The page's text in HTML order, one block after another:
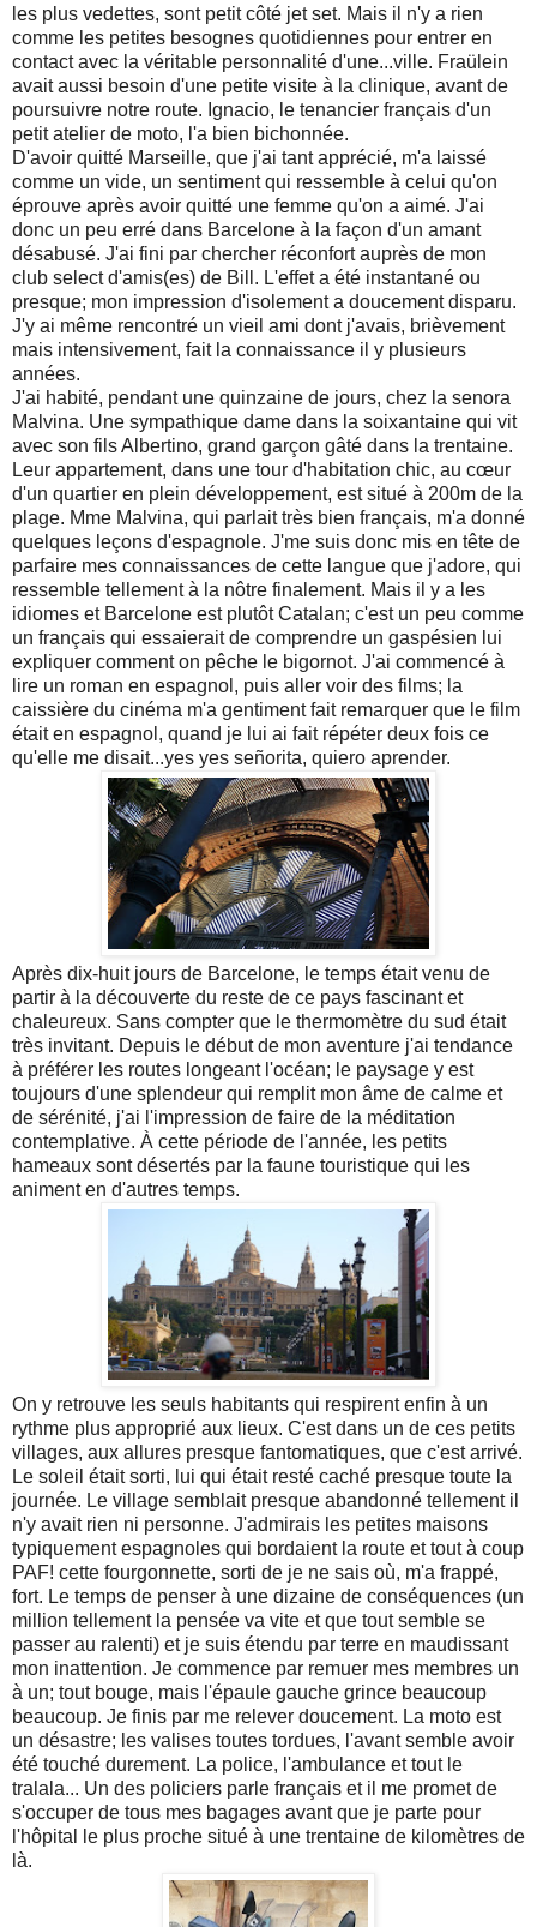
les plus vedettes, sont petit côté jet set. Mais il n'y a rien
comme les petites besognes quotidiennes pour entrer en
contact avec la véritable personnalité d'une...ville. Fraülein
avait aussi besoin d'une petite visite à la clinique, avant de
poursuivre notre route. Ignacio, le tenancier français d'un
petit atelier de moto, l'a bien bichonnée.
D'avoir quitté Marseille, que j'ai tant apprécié, m'a laissé
comme un vide, un sentiment qui ressemble à celui qu'on
éprouve après avoir quitté une femme qu'on a aimé. J'ai
donc un peu erré dans Barcelone à la façon d'un amant
désabusé. J'ai fini par chercher réconfort auprès de mon
club select d'amis(es) de Bill. L'effet a été instantané ou
presque; mon impression d'isolement a doucement disparu.
J'y ai même rencontré un vieil ami dont j'avais, brièvement
mais intensivement, fait la connaissance il y plusieurs
années.
J'ai habité, pendant une quinzaine de jours, chez la senora
Malvina. Une sympathique dame dans la soixantaine qui vit
avec son fils Albertino, grand garçon gâté dans la trentaine.
Leur appartement, dans une tour d'habitation chic, au cœur
d'un quartier en plein développement, est situé à 200m de la
plage. Mme Malvina, qui parlait très bien français, m'a donné
quelques leçons d'espagnole. J'me suis donc mis en tête de
parfaire mes connaissances de cette langue que j'adore, qui
ressemble tellement à la nôtre finalement. Mais il y a les
idiomes et Barcelone est plutôt Catalan; c'est un peu comme
un français qui essaierait de comprendre un gaspésien lui
expliquer comment on pêche le bigornot. J'ai commencé à
lire un roman en espagnol, puis aller voir des films; la
caissière du cinéma m'a gentiment fait remarquer que le film
était en espagnol, quand je lui ai fait répéter deux fois ce
qu'elle me disait...yes yes señorita, quiero aprender.
Après dix-huit jours de Barcelone, le temps était venu de
partir à la découverte du reste de ce pays fascinant et
chaleureux. Sans compter que le thermomètre du sud était
très invitant. Depuis le début de mon aventure j'ai tendance
à préférer les routes longeant l'océan; le paysage y est
toujours d'une splendeur qui remplit mon âme de calme et
de sérénité, j'ai l'impression de faire de la méditation
contemplative. À cette période de l'année, les petits
hameaux sont désertés par la faune touristique qui les
animent en d'autres temps.
On y retrouve les seuls habitants qui respirent enfin à un
rythme plus approprié aux lieux. C'est dans un de ces petits
villages, aux allures presque fantomatiques, que c'est arrivé.
Le soleil était sorti, lui qui était resté caché presque toute la
journée. Le village semblait presque abandonné tellement il
n'y avait rien ni personne. J'admirais les petites maisons
typiquement espagnoles qui bordaient la route et tout à coup
PAF! cette fourgonnette, sorti de je ne sais où, m'a frappé,
fort. Le temps de penser à une dizaine de conséquences (un
million tellement la pensée va vite et que tout semble se
passer au ralenti) et je suis étendu par terre en maudissant
mon inattention. Je commence par remuer mes membres un
à un; tout bouge, mais l'épaule gauche grince beaucoup
beaucoup. Je finis par me relever doucement. La moto est
un désastre; les valises toutes tordues, l'avant semble avoir
été touché durement. La police, l'ambulance et tout le
tralala... Un des policiers parle français et il me promet de
s'occuper de tous mes bagages avant que je parte pour
l'hôpital le plus proche situé à une trentaine de kilomètres de
là.